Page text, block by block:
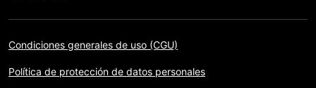
Condiciones generales de uso (CGU)
Política de protección de datos personales